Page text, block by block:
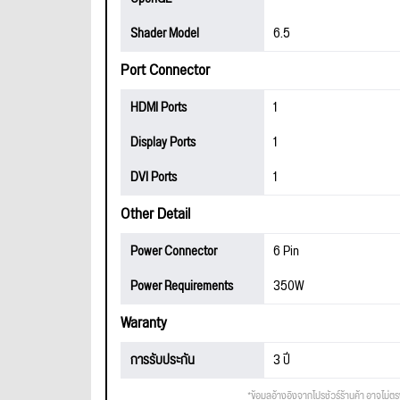
Shader Model
6.5
Port Connector
HDMI Ports
1
Display Ports
1
DVI Ports
1
Other Detail
Power Connector
6 Pin
Power Requirements
350W
Waranty
การรับประกัน 3 ปี